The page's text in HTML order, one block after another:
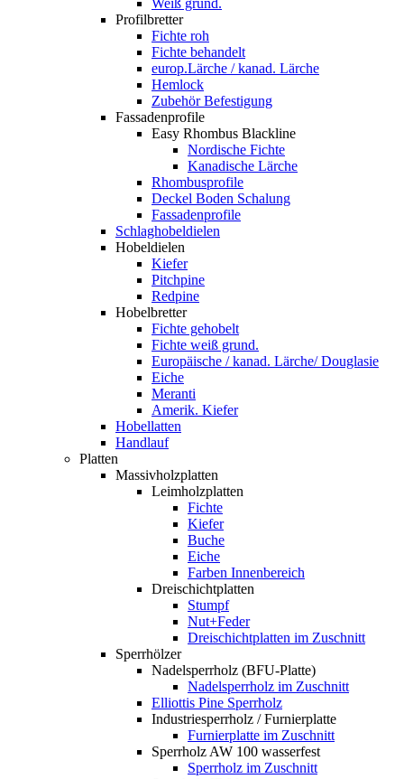
Profilbretter
Fichte roh
Fichte behandelt
europ.Lärche / kanad. Lärche
Hemlock
Zubehör Befestigung
Fassadenprofile
Easy Rhombus Blackline
Nordische Fichte
Kanadische Lärche
Rhombusprofile
Deckel Boden Schalung
Fassadenprofile
Schlaghobeldielen
Hobeldielen
Kiefer
Pitchpine
Redpine
Hobelbretter
Fichte gehobelt
Fichte weiß grund.
Europäische / kanad. Lärche/ Douglasie
Eiche
Meranti
Amerik. Kiefer
Hobellatten
Handlauf
Platten
Massivholzplatten
Leimholzplatten
Fichte
Kiefer
Buche
Eiche
Farben Innenbereich
Dreischichtplatten
Stumpf
Nut+Feder
Dreischichtplatten im Zuschnitt
Sperrhölzer
Nadelsperrholz (BFU-Platte)
Nadelsperrholz im Zuschnitt
Elliottis Pine Sperrholz
Industriesperrholz / Furnierplatte
Furnierplatte im Zuschnitt
Sperrholz AW 100 wasserfest
Sperrholz im Zuschnitt